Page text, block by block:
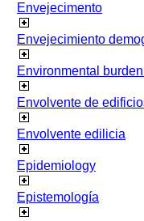
Envejecimento
Envejecimiento
Environmental
Envolvente de
Envolvente edilicia
Epidemiology
Epistemología